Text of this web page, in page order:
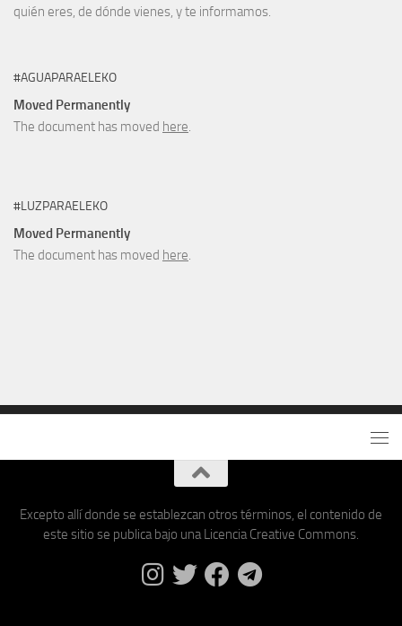
quién eres, de dónde vienes, y te informamos.
#AGUAPARAELEKO
Moved Permanently
The document has moved here.
#LUZPARAELEKO
Moved Permanently
The document has moved here.
Excepto allí donde se establezcan otros términos, el contenido de
este sitio se publica bajo una Licencia Creative Commons.